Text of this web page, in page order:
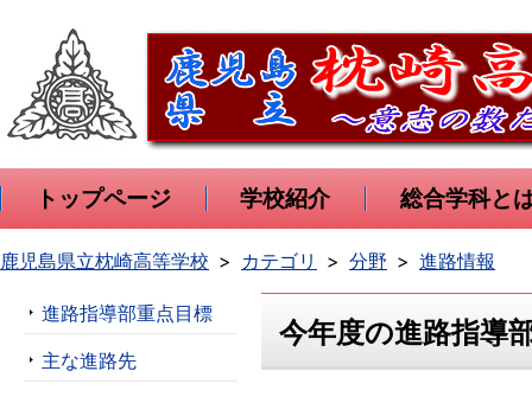
トップページ 学校紹介 総合学科と
鹿児島県立枕崎高等学校 カテゴリ 分野 進路情報
今年度の進路指導
進路指導部重点目標
主な進路先